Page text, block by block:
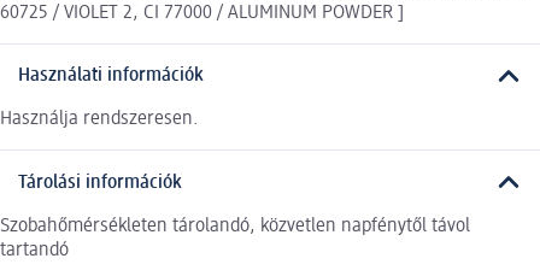
60725 / VIOLET 2, CI 77000 / ALUMINUM POWDER ]
Használati információk
Használja rendszeresen.
Tárolási információk
Szobahőmérsékleten tárolandó, közvetlen napfénytől távol
tartandó